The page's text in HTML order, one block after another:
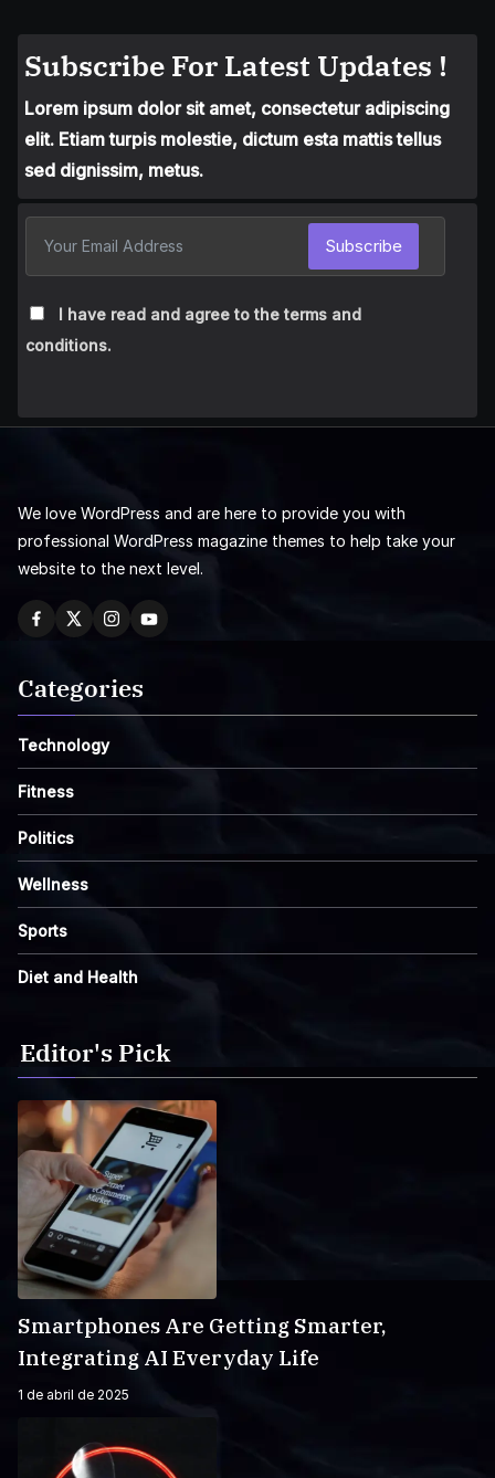
Subscribe For Latest Updates !
Lorem ipsum dolor sit amet, consectetur adipiscing
elit. Etiam turpis molestie, dictum esta mattis tellus
sed dignissim, metus.
I have read and agree to the terms and
conditions.
Subscribe
We love WordPress and are here to provide you with
professional WordPress magazine themes to help take your
website to the next level.
Categories
Technology
Fitness
Politics
Wellness
Sports
Diet and Health
Editor's Pick
Smartphones Are Getting Smarter,
Integrating AI Everyday Life
1 de abril de 2025